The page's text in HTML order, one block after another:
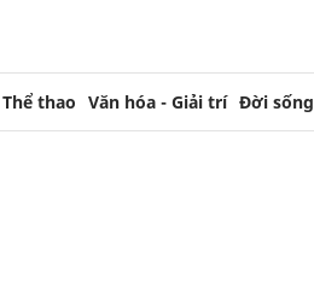
Thể thao Văn hóa - Giải trí Đời sống